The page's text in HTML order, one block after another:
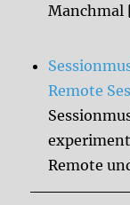
Remote
Remote